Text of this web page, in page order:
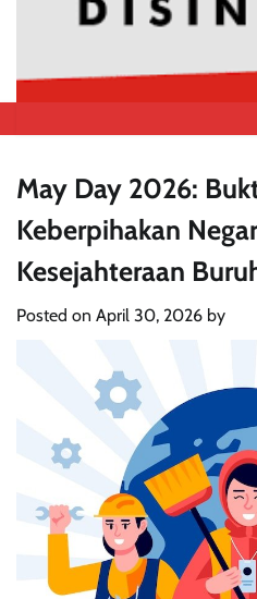
May Day 2026:
Keberpihakan
Kesejahteraan
Posted on April 30, 2026 by